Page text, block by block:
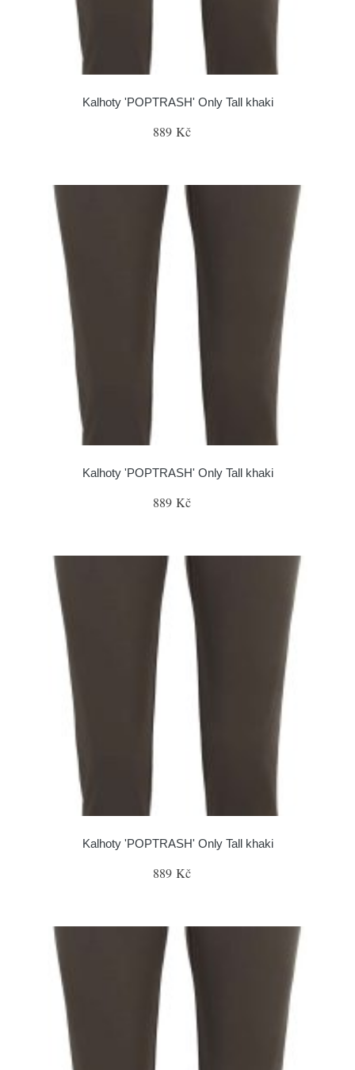
Kalhoty 'POPTRASH' Only Tall khaki
889 Kč
Kalhoty 'POPTRASH' Only Tall khaki
889 Kč
Kalhoty 'POPTRASH' Only Tall khaki
889 Kč